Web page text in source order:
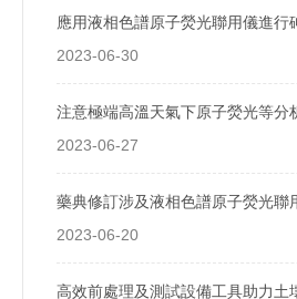
應用液相色譜原子熒光聯用儀進行
2023-06-30
注意極端高溫天氣下原子熒光等分
2023-06-27
藥典修訂涉及液相色譜原子熒光聯
2023-06-20
高效前處理及測試設備工具助力土